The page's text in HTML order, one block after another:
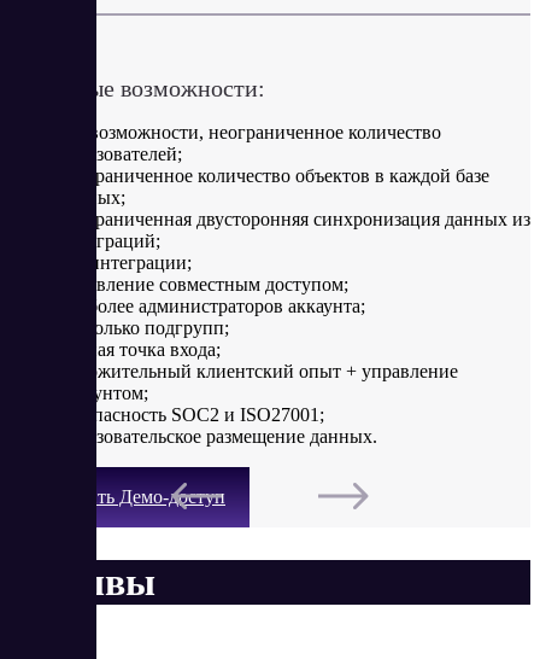
Ключевые возможности:
все возможности, неограниченное количество
пользователей;
неограниченное количество объектов в каждой базе
данных;
неограниченная двусторонняя синхронизация данных из
интеграций;
все интеграции;
управление совместным доступом;
2 и более администраторов аккаунта;
несколько подгрупп;
единая точка входа;
положительный клиентский опыт + управление
аккаунтом;
безопасность SOC2 и ISO27001;
пользовательское размещение данных.
Получить Демо-доступ
Отзывы